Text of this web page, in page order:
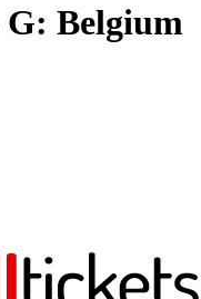
Belgium